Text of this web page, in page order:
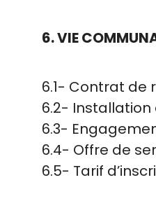
6. VIE
6.1- Contrat de
6.2-
6.3-
6.4- Offre de
6.5- Tarif